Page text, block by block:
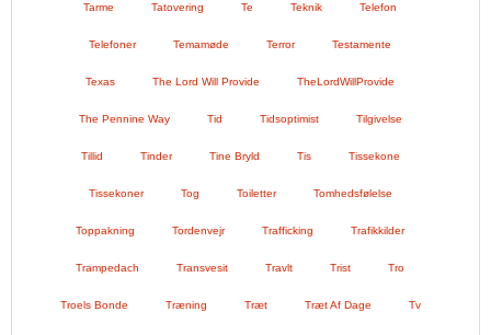
Tarme Tatovering Te Teknik Telefon
Telefoner Temamøde Terror Testamente
Texas The Lord Will Provide TheLordWillProvide
The Pennine Way Tid Tidsoptimist Tilgivelse
Tillid Tinder Tine Bryld Tis Tissekone
Tissekoner Tog Toiletter Tomhedsfølelse
Toppakning Tordenvejr Trafficking Trafikkilder
Trampedach Transvesit Travlt Trist Tro
Troels Bonde Træning Træt Træt Af Dage Tv